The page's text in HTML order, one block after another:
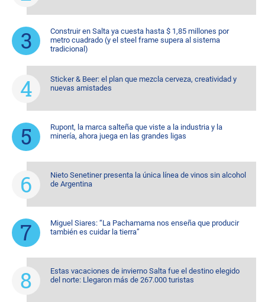
Construir en Salta ya cuesta hasta $ 1,85 millones por
metro cuadrado (y el steel frame supera al sistema
tradicional)
Sticker & Beer: el plan que mezcla cerveza, creatividad y
nuevas amistades
Rupont, la marca salteña que viste a la industria y la
minería, ahora juega en las grandes ligas
Nieto Senetiner presenta la única línea de vinos sin alcohol
de Argentina
Miguel Siares: “La Pachamama nos enseña que producir
también es cuidar la tierra”
Estas vacaciones de invierno Salta fue el destino elegido
del norte: Llegaron más de 267.000 turistas